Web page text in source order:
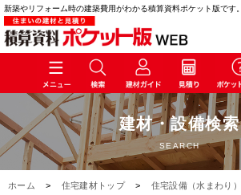
新築やリフォーム時の建築費用がわかる積算資料ポケット版です。
建材・設備検索
SEARCH
ホーム > 住宅建材トップ > 住宅設備（水まわり）